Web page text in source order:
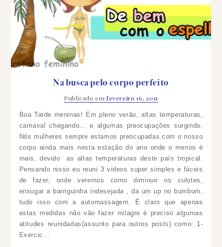
Na busca pelo corpo perfeito
Publicado em fevereiro 16, 2011
Boa Tarde meninas! Em pleno verão, altas temperaturas,
carnaval chegando... e algumas preocupações surgindo.
Nós mulheres sempre estamos preocupadas com o nosso
corpo ainda mais nesta estação do ano onde o menos é
mais, devido as altas temperaturas deste país tropical.
Pensando nisso eu reuni 3 videos super simples e fáceis
de fazer, onde veremos como diminuir os culotes,
enxugar a barriguinha indesejada , da um up no bumbum,
tudo isso com a automassagem. É claro que apenas
estas medidas não vão fazer milagre é preciso algumas
atitudes reunidadas(assunto para outros posts) como: 1-
Exercic…